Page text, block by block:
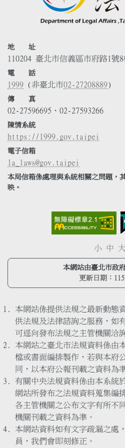
地 址
110204 臺北市信義區市府路1號
電 話
1999 (非臺北市02-27208889)
傳 真
02-27596695、02-27593266
陳情系統
https://1999.gov.taipei
電子信箱
la_laws@gov.taipei
本局信箱係處理與系統相關之問題，
映。
小 中 大
本網站由臺北市政
更新日期：
本網站係提供法規之最新動態
供法規及法律諮詢之服務，如
可逕向發布法規之主管機關洽
本網站之臺北市法規資料係由
檔或書面編排製作，若與本府
同，以本府公報刊載之資料為
有關中央法規資料係由本系統
網站所發布之法規資料蒐集編
各主管機關之公布文字有所不
機關刊載之資料為準。
本網站資料如有文字疏漏之處
員，我們會即刻修正。